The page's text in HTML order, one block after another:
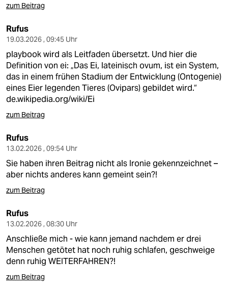
zum Beitrag
Rufus
19.03.2026 , 09:45 Uhr
playbook wird als Leitfaden übersetzt. Und hier die
Definition von ei: „Das Ei, lateinisch ovum, ist ein System,
das in einem frühen Stadium der Entwicklung (Ontogenie)
eines Eier legenden Tieres (Ovipars) gebildet wird.“
de.wikipedia.org/wiki/Ei
zum Beitrag
Rufus
13.02.2026 , 09:54 Uhr
Sie haben ihren Beitrag nicht als Ironie gekennzeichnet –
aber nichts anderes kann gemeint sein?!
zum Beitrag
Rufus
13.02.2026 , 08:30 Uhr
Anschließe mich - wie kann jemand nachdem er drei
Menschen getötet hat noch ruhig schlafen, geschweige
denn ruhig WEITERFAHREN?!
zum Beitrag